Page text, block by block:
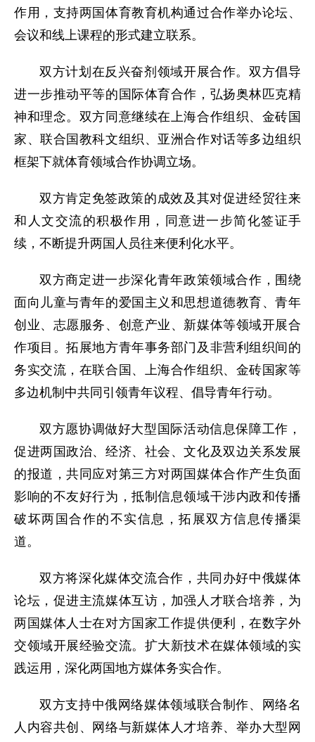
作用，支持两国体育教育机构通过合作举办论坛、
会议和线上课程的形式建立联系。
双方计划在反兴奋剂领域开展合作。双方倡导
进一步推动平等的国际体育合作，弘扬奥林匹克精
神和理念。双方同意继续在上海合作组织、金砖国
家、联合国教科文组织、亚洲合作对话等多边组织
框架下就体育领域合作协调立场。
双方肯定免签政策的成效及其对促进经贸往来
和人文交流的积极作用，同意进一步简化签证手
续，不断提升两国人员往来便利化水平。
双方商定进一步深化青年政策领域合作，围绕
面向儿童与青年的爱国主义和思想道德教育、青年
创业、志愿服务、创意产业、新媒体等领域开展合
作项目。拓展地方青年事务部门及非营利组织间的
务实交流，在联合国、上海合作组织、金砖国家等
多边机制中共同引领青年议程、倡导青年行动。
双方愿协调做好大型国际活动信息保障工作，
促进两国政治、经济、社会、文化及双边关系发展
的报道，共同应对第三方对两国媒体合作产生负面
影响的不友好行为，抵制信息领域干涉内政和传播
破坏两国合作的不实信息，拓展双方信息传播渠
道。
双方将深化媒体交流合作，共同办好中俄媒体
论坛，促进主流媒体互访，加强人才联合培养，为
两国媒体人士在对方国家工作提供便利，在数字外
交领域开展经验交流。扩大新技术在媒体领域的实
践运用，深化两国地方媒体务实合作。
双方支持中俄网络媒体领域联合制作、网络名
人内容共创、网络与新媒体人才培养、举办大型网